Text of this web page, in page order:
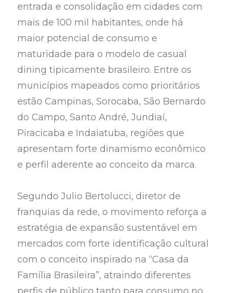
entrada e consolidação em cidades com
mais de 100 mil habitantes, onde há
maior potencial de consumo e
maturidade para o modelo de casual
dining tipicamente brasileiro. Entre os
municípios mapeados como prioritários
estão Campinas, Sorocaba, São Bernardo
do Campo, Santo André, Jundiaí,
Piracicaba e Indaiatuba, regiões que
apresentam forte dinamismo econômico
e perfil aderente ao conceito da marca.
Segundo Julio Bertolucci, diretor de
franquias da rede, o movimento reforça a
estratégia de expansão sustentável em
mercados com forte identificação cultural
com o conceito inspirado na “Casa da
Família Brasileira”, atraindo diferentes